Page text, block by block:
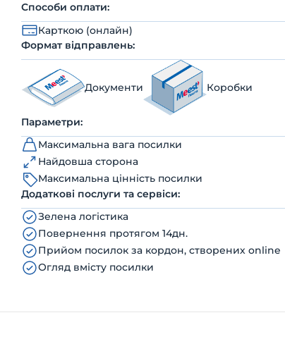
Способи оплати:
Карткою (онлайн)
Формат відправлень:
Документи Коробки
Параметри:
Максимальна вага посилки
Найдовша сторона
Максимальна цінність посилки
Додаткові послуги та сервіси:
Зелена логістика
Повернення протягом 14дн.
Прийом посилок за кордон, створених online
Огляд вмісту посилки